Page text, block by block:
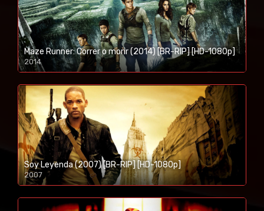
Maze Runner: Correr o morir (2014) [BR-RIP] [HD-1080p]
2014
1080p/720p
Soy Leyenda (2007) [BR-RIP] [HD-1080p]
2007
1080p/720p